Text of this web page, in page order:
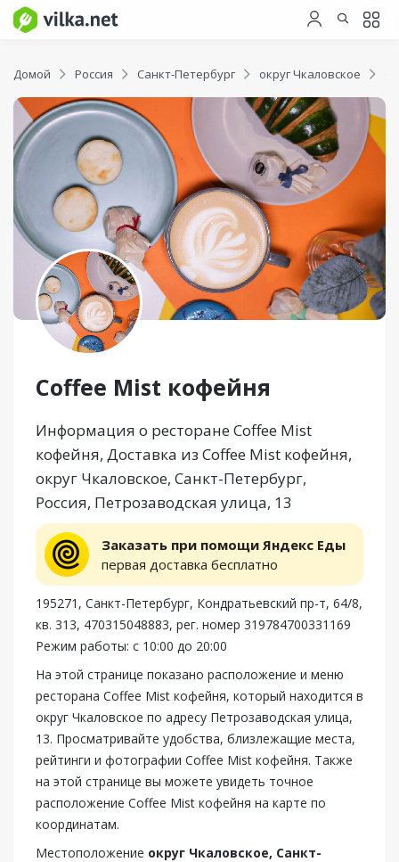
Домой Россия Санкт-Петербург округ Чкаловское
Coffee Mist кофейня
Информация о ресторане Coffee Mist
кофейня, Доставка из Coffee Mist кофейня,
округ Чкаловское, Санкт-Петербург,
Россия, Петрозаводская улица, 13
Заказать при помощи Яндекс Еды
первая доставка бесплатно
195271, Санкт-Петербург, Кондратьевский пр-т, 64/8,
кв. 313, 470315048883, рег. номер 319784700331169
Режим работы: с 10:00 до 20:00
На этой странице показано расположение и меню
ресторана Coffee Mist кофейня, который находится в
округ Чкаловское по адресу Петрозаводская улица,
13. Просматривайте удобства, близлежащие места,
рейтинги и фотографии Coffee Mist кофейня. Также
на этой странице вы можете увидеть точное
расположение Coffee Mist кофейня на карте по
координатам.
Местоположение округ Чкаловское, Санкт-